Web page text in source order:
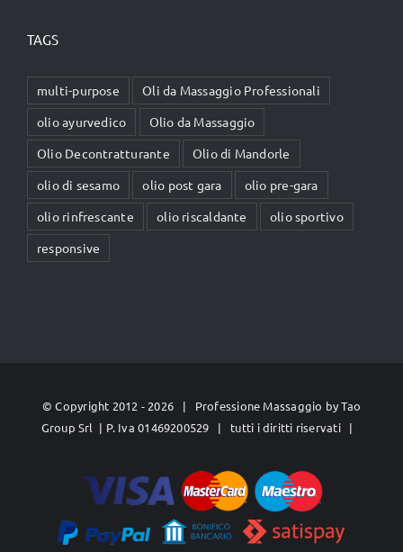
TAGS
multi-purpose
Oli da Massaggio Professionali
olio ayurvedico
Olio da Massaggio
Olio Decontratturante
Olio di Mandorle
olio di sesamo
olio post gara
olio pre-gara
olio rinfrescante
olio riscaldante
olio sportivo
responsive
© Copyright 2012 - 2026 | Professione Massaggio byTao
Group Srl | P. Iva 01469200529 | tutti i diritti riservati |